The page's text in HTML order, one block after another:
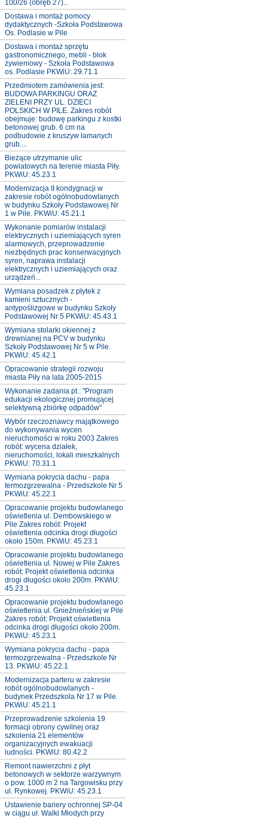
100/26 (obręb 27)...
Dostawa i montaż pomocy
dydaktycznych -Szkoła Podstawowa
Os. Podlasie w Pile
Dostawa i montaż sprzętu
gastronomicznego, mebli - blok
żywieniowy - Szkoła Podstawowa
os. Podlasie PKWiU: 29.71.1
Przedmiotem zamówienia jest:
BUDOWA PARKINGU ORAZ
ZIELENI PRZY UL. DZIECI
POLSKICH W PILE. Zakres robót
obejmuje: budowę parkingu z kostki
betonowej grub. 6 cm na
podbudowie z kruszyw łamanych
grub....
Bieżące utrzymanie ulic
powiatowych na terenie miasta Piły.
PKWiU: 45.23.1
Modernizacja II kondygnacji w
zakresie robót ogólnobudowlanych
w budynku Szkoły Podstawowej Nr
1 w Pile. PKWiU: 45.21.1
Wykonanie pomiarów instalacji
elektrycznych i uziemiających syren
alarmowych, przeprowadzenie
niezbędnych prac konserwacyjnych
syren, naprawa instalacji
elektrycznych i uziemiających oraz
urządzeń...
Wymiana posadzek z płytek z
kamieni sztucznych -
antypoślizgowe w budynku Szkoły
Podstawowej Nr 5 PKWiU: 45.43.1
Wymiana stolarki okiennej z
drewnianej na PCV w budynku
Szkoły Podstawowej Nr 5 w Pile.
PKWiU: 45.42.1
Opracowanie strategii rozwoju
miasta Piły na lata 2005-2015
Wykonanie zadania pt.: "Program
edukacji ekologicznej promującej
selektywną zbiórkę odpadów"
Wybór rzeczoznawcy majątkowego
do wykonywania wycen
nieruchomości w roku 2003 Zakres
robót: wycena działek,
nieruchomości, lokali mieszkalnych
PKWiU: 70.31.1
Wymiana pokrycia dachu - papa
termozgrzewalna - Przedszkole Nr 5
PKWiU: 45.22.1
Opracowanie projektu budowlanego
oświetlenia ul. Dembowskiego w
Pile Zakres robót: Projekt
oświetlenia odcinka drogi długości
około 150m. PKWiU: 45.23.1
Opracowanie projektu budowlanego
oświetlenia ul. Nowej w Pile Zakres
robót: Projekt oświetlenia odcinka
drogi długości około 200m. PKWiU:
45.23.1
Opracowanie projektu budowlanego
oświetlenia ul. Gnieźnieńskiej w Pile
Zakres robót: Projekt oświetlenia
odcinka drogi długości około 200m.
PKWiU: 45.23.1
Wymiana pokrycia dachu - papa
termozgrzewalna - Przedszkole Nr
13. PKWiU: 45.22.1
Modernizacja parteru w zakresie
robót ogólnobudowlanych -
budynek Przedszkola Nr 17 w Pile.
PKWiU: 45.21.1
Przeprowadzenie szkolenia 19
formacji obrony cywilnej oraz
szkolenia 21 elementów
organizacyjnych ewakuacji
ludności. PKWiU: 80.42.2
Remont nawierzchni z płyt
betonowych w sektorze warzywnym
o pow. 1000 m 2 na Targowisku przy
ul. Rynkowej. PKWiU: 45.23.1
Ustawienie bariery ochronnej SP-04
w ciągu ul. Walki Młodych przy